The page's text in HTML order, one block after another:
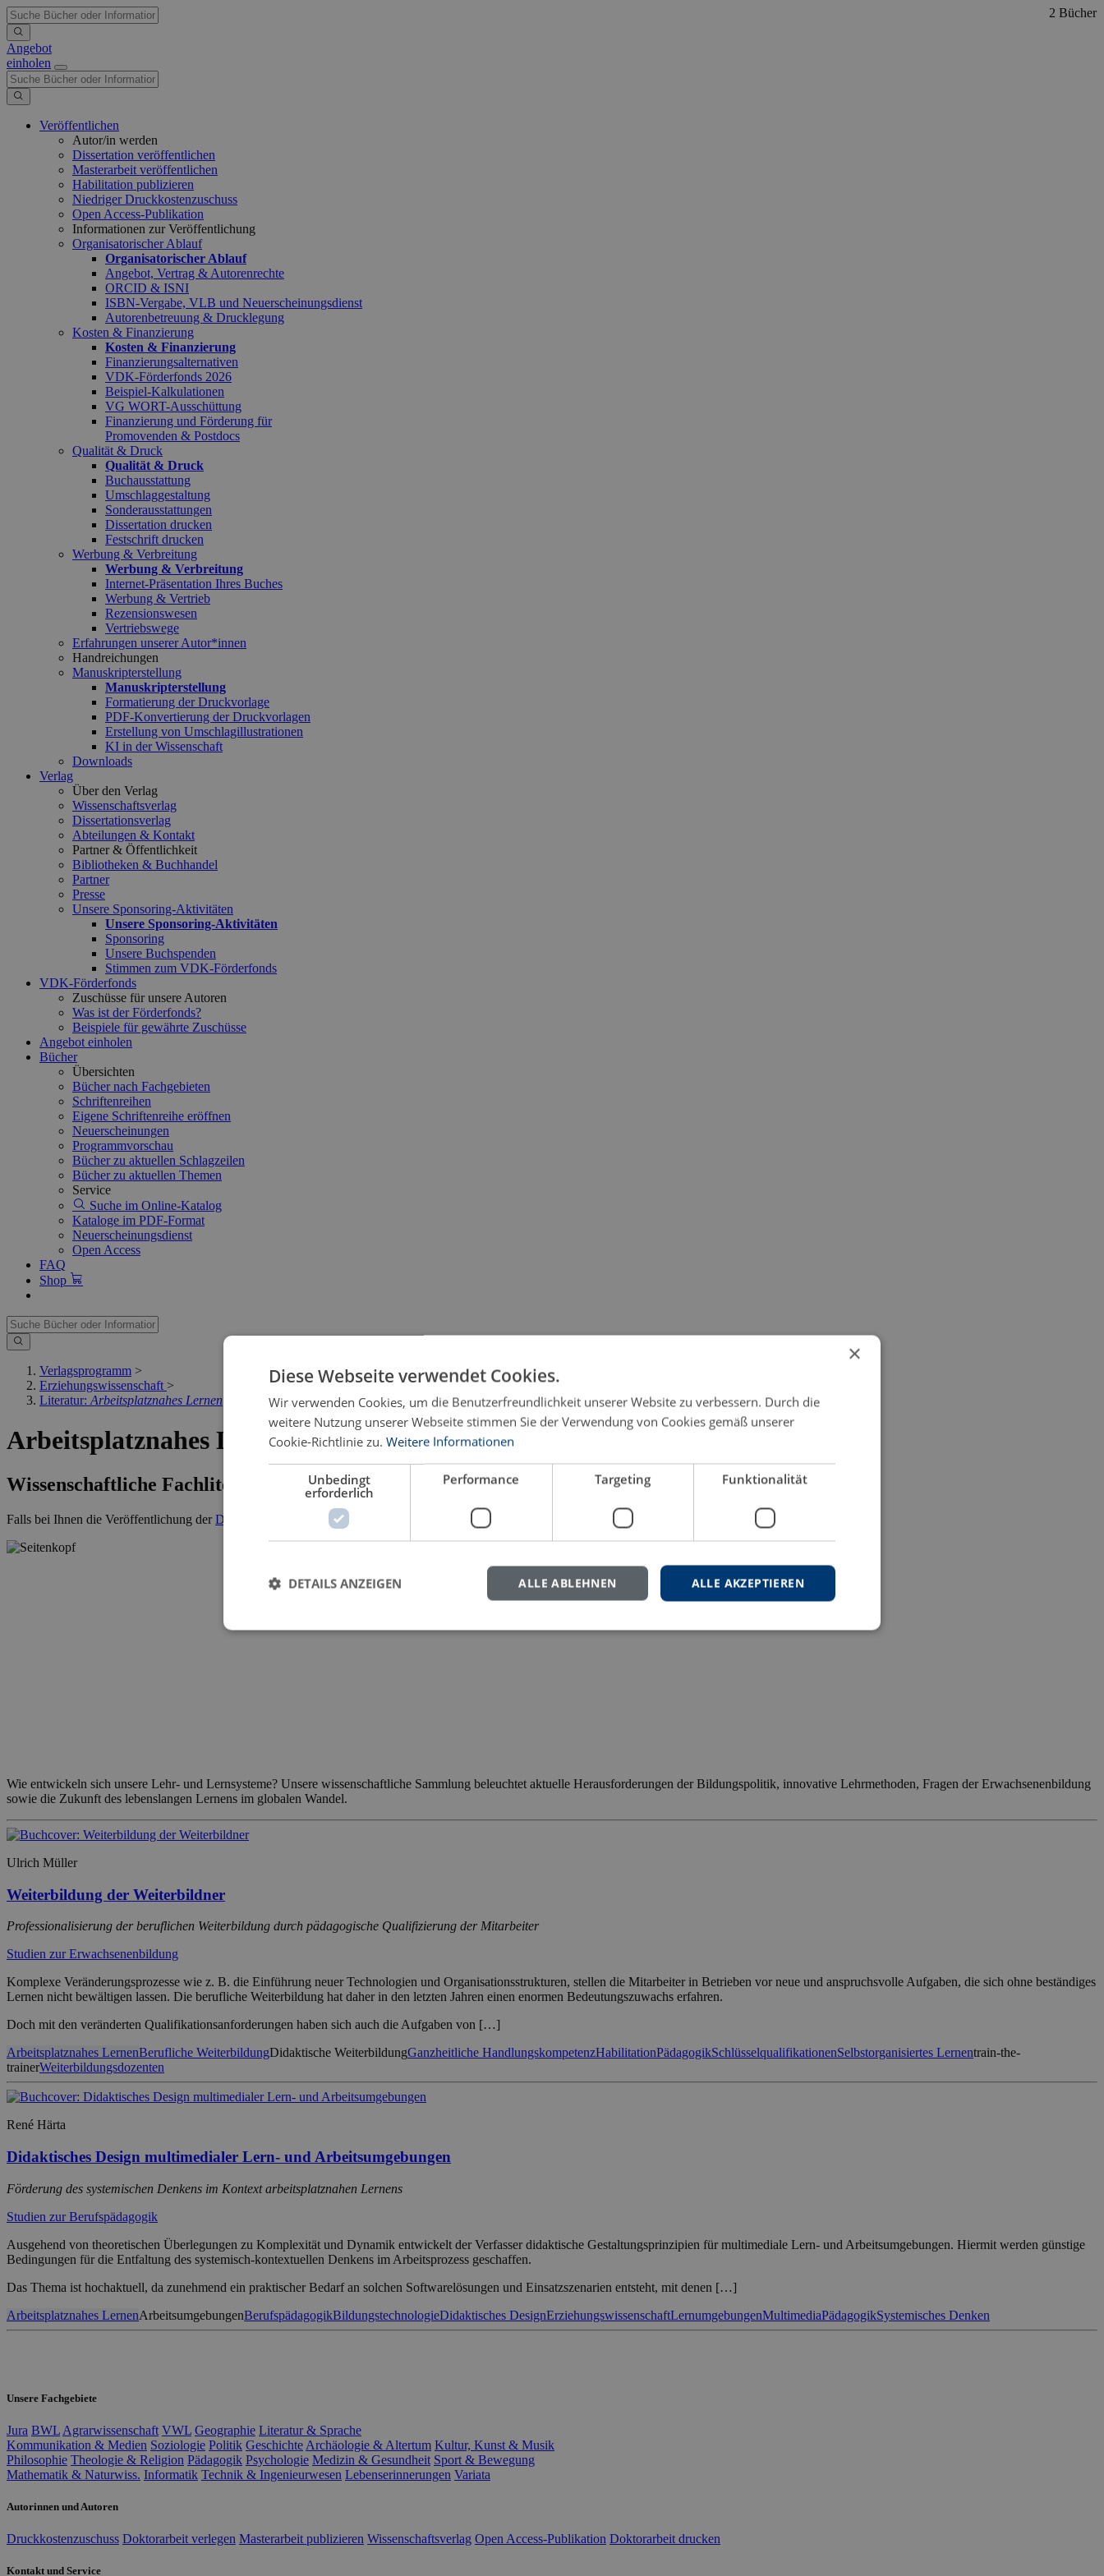
Angebot
einholen
Veröffentlichen
Autor/in werden
Dissertation veröffentlichen
Masterarbeit veröffentlichen
Habilitation publizieren
Niedriger Druckkostenzuschuss
Open Access-Publikation
Informationen zur Veröffentlichung
Organisatorischer Ablauf
Organisatorischer Ablauf
Angebot, Vertrag & Autorenrechte
ORCID & ISNI
ISBN-Vergabe, VLB und Neuerscheinungsdienst
Autorenbetreuung & Drucklegung
Kosten & Finanzierung
Kosten & Finanzierung
Finanzierungsalternativen
VDK-Förderfonds 2026
Beispiel-Kalkulationen
VG WORT-Ausschüttung
Finanzierung und Förderung für
Promovenden & Postdocs
Qualität & Druck
Qualität & Druck
Buchausstattung
Umschlaggestaltung
Sonderausstattungen
Dissertation drucken
Festschrift drucken
Werbung & Verbreitung
Werbung & Verbreitung
Internet-Präsentation Ihres Buches
Werbung & Vertrieb
Rezensionswesen
Vertriebswege
Erfahrungen unserer Autor*innen
Handreichungen
Manuskripterstellung
Manuskripterstellung
Formatierung der Druckvorlage
PDF-Konvertierung der Druckvorlagen
Erstellung von Umschlagillustrationen
KI in der Wissenschaft
Downloads
Verlag
Über den Verlag
Wissenschaftsverlag
Dissertationsverlag
Abteilungen & Kontakt
Partner & Öffentlichkeit
Bibliotheken & Buchhandel
Partner
Presse
Unsere Sponsoring-Aktivitäten
Unsere Sponsoring-Aktivitäten
Sponsoring
Unsere Buchspenden
Stimmen zum VDK-Förderfonds
VDK-Förderfonds
Zuschüsse für unsere Autoren
Was ist der Förderfonds?
Beispiele für gewährte Zuschüsse
Angebot einholen
Bücher
Übersichten
Bücher nach Fachgebieten
Schriftenreihen
Eigene Schriftenreihe eröffnen
Neuerscheinungen
Programmvorschau
Bücher zu aktuellen Schlagzeilen
Bücher zu aktuellen Themen
Service
Suche im Online-Katalog
Kataloge im PDF-Format
Neuerscheinungsdienst
Open Access
FAQ
Shop
Verlagsprogramm >
Erziehungswissenschaft >
Literatur: Arbeitsplatznahes Lernen
2 Bücher
Arbeitsplatznahes Lernen
Wissenschaftliche Fachliteratur
Falls bei Ihnen die Veröffentlichung derDissertation ansteht, kontaktieren Sie uns gern.
Wie entwickeln sich unsere Lehr- und Lernsysteme? Unsere wissenschaftliche Sammlung beleuchtet aktuelle Herausforderungen der Bildungspolitik, innovative Lehrmethoden, Fragen der Erwachsenenbildung
sowie die Zukunft des lebenslangen Lernens im globalen Wandel.
Ulrich Müller
Weiterbildung der Weiterbildner
Professionalisierung der beruflichen Weiterbildung durch pädagogische Qualifizierung der Mitarbeiter
Studien zur Erwachsenenbildung
Komplexe Veränderungsprozesse wie z. B. die Einführung neuer Technologien und Organisationsstrukturen, stellen die Mitarbeiter in Betrieben vor neue und anspruchsvolle Aufgaben, die sich ohne beständiges
Lernen nicht bewältigen lassen. Die berufliche Weiterbildung hat daher in den letzten Jahren einen enormen Bedeutungszuwachs erfahren.
Doch mit den veränderten Qualifikationsanforderungen haben sich auch die Aufgaben von […]
Arbeitsplatznahes LernenBerufliche WeiterbildungDidaktische WeiterbildungGanzheitliche HandlungskompetenzHabilitationPädagogikSchlüsselqualifikationenSelbstorganisiertes Lernentrain-the-
trainerWeiterbildungsdozenten
René Härta
Didaktisches Design multimedialer Lern- und Arbeitsumgebungen
Förderung des systemischen Denkens im Kontext arbeitsplatznahen Lernens
Studien zur Berufspädagogik
Ausgehend von theoretischen Überlegungen zu Komplexität und Dynamik entwickelt der Verfasser didaktische Gestaltungsprinzipien für multimediale Lern- und Arbeitsumgebungen. Hiermit werden günstige
Bedingungen für die Entfaltung des systemisch-kontextuellen Denkens im Arbeitsprozess geschaffen.
Das Thema ist hochaktuell, da zunehmend ein praktischer Bedarf an solchen Softwarelösungen und Einsatzszenarien entsteht, mit denen […]
Arbeitsplatznahes LernenArbeitsumgebungenBerufspädagogikBildungstechnologieDidaktisches DesignErziehungswissenschaftLernumgebungenMultimediaPädagogikSystemisches Denken
Unsere Fachgebiete
Jura BWL Agrarwissenschaft VWL Geographie Literatur & Sprache
Kommunikation & Medien Soziologie Politik Geschichte Archäologie & Altertum Kultur, Kunst & Musik
Philosophie Theologie & Religion Pädagogik Psychologie Medizin & Gesundheit Sport & Bewegung
Mathematik & Naturwiss. Informatik Technik & Ingenieurwesen Lebenserinnerungen Variata
Autorinnen und Autoren
Druckkostenzuschuss Doktorarbeit verlegen Masterarbeit publizieren Wissenschaftsverlag Open Access-Publikation Doktorarbeit drucken
Kontakt und Service
×
Diese Webseite verwendet Cookies.
Wir verwenden Cookies, um die Benutzerfreundlichkeit unserer Website zu verbessern. Durch die
weitere Nutzung unserer Webseite stimmen Sie der Verwendung von Cookies gemäß unserer
Cookie-Richtlinie zu. Weitere Informationen
Unbedingt
erforderlich
Performance Targeting Funktionalität
ALLE AKZEPTIEREN
ALLE ABLEHNEN
DETAILS ANZEIGEN